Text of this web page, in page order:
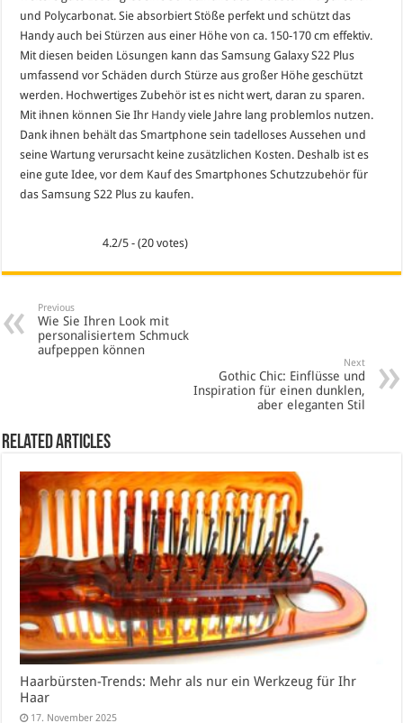
und Polycarbonat. Sie absorbiert Stöße perfekt und schützt das
Handy auch bei Stürzen aus einer Höhe von ca. 150-170 cm effektiv.
Mit diesen beiden Lösungen kann das Samsung Galaxy S22 Plus
umfassend vor Schäden durch Stürze aus großer Höhe geschützt
werden. Hochwertiges Zubehör ist es nicht wert, daran zu sparen.
Mit ihnen können Sie Ihr Handyviele Jahre lang problemlos nutzen.
Dank ihnen behält das Smartphone sein tadelloses Aussehen und
seine Wartung verursacht keine zusätzlichen Kosten. Deshalb ist es
eine gute Idee, vor dem Kauf des Smartphones Schutzzubehör für
das Samsung S22 Plus zu kaufen.
4.2/5 - (20 votes)
Previous
Wie Sie Ihren Look mit
personalisiertem Schmuck
aufpeppen können
Next
Gothic Chic: Einflüsse und
Inspiration für einen dunklen,
aber eleganten Stil
Related Articles
Haarbürsten-Trends: Mehr als nur ein Werkzeug für Ihr
Haar
17. November 2025